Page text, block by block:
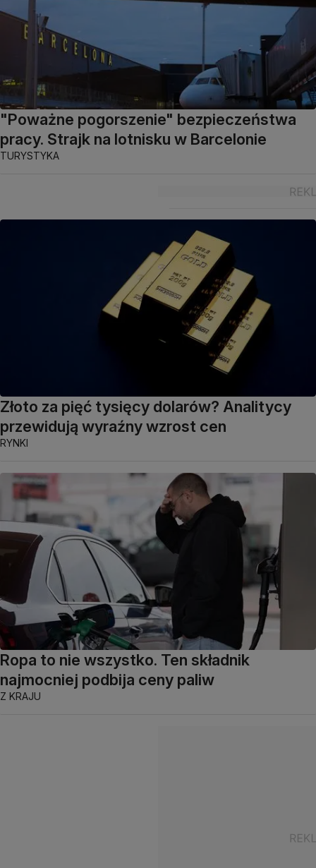
"Poważne pogorszenie" bezpieczeństwa
pracy. Strajk na lotnisku w Barcelonie
TURYSTYKA
Złoto za pięć tysięcy dolarów? Analitycy
przewidują wyraźny wzrost cen
RYNKI
Ropa to nie wszystko. Ten składnik
najmocniej podbija ceny paliw
Z KRAJU